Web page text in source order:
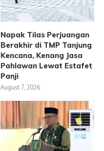
Napak Tilas Perjuangan
Berakhir di TMP Tanjung
Kencana, Kenang Jasa
Pahlawan Lewat Estafet
Panji
August 7, 2026